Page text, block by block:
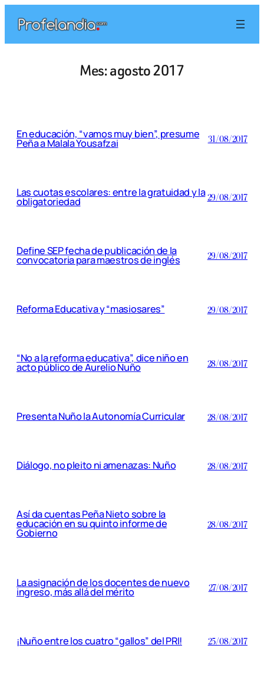
contenido
Mes:agosto 2017
En educación, “vamos muy bien”, presume
Peña a Malala Yousafzai 31/08/2017
Las cuotas escolares: entre la gratuidad y la
obligatoriedad 29/08/2017
Define SEP fecha de publicación de la
convocatoria para maestros de inglés 29/08/2017
Reforma Educativa y “masiosares” 29/08/2017
“No a la reforma educativa”, dice niño en
acto público de Aurelio Nuño 28/08/2017
Presenta Nuño la Autonomía Curricular 28/08/2017
Diálogo, no pleito ni amenazas: Nuño 28/08/2017
Así da cuentas Peña Nieto sobre la
educación en su quinto informe de
Gobierno
28/08/2017
La asignación de los docentes de nuevo
ingreso, más allá del mérito 27/08/2017
¡Nuño entre los cuatro “gallos” del PRI! 25/08/2017